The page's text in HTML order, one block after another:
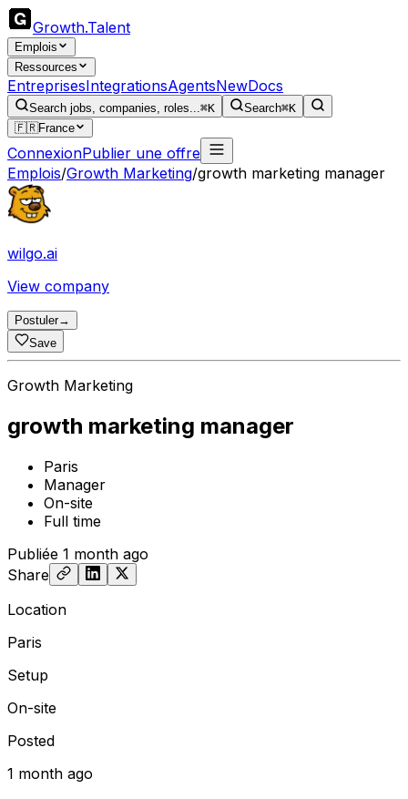
Growth.Talent
Emplois
Ressources
EntreprisesIntegrationsAgentsNewDocs
Search jobs, companies, roles...⌘K Search⌘K
🇫🇷France
ConnexionPublier une offre
Emplois/Growth Marketing/growth marketing manager
wilgo.ai
View company
Postuler→
Save
Growth Marketing
growth marketing manager
Paris
Manager
On-site
Full time
Publiée 1 month ago
Share
Location
Paris
Setup
On-site
Posted
1 month ago